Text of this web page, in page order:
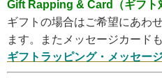
Gift Rapping & Card（ギフト
ギフトの場合はご希望にあわ
ます。またメッセージカード
ギフトラッピング・メッセー